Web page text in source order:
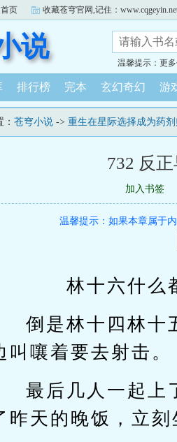
页 收藏苍穹官网,记住：
说
温馨提示：更
排行榜 完本 玄幻奇幻 游
苍穹小说 -> 重生在星际选择成为药剂
732 反
加入书签
温馨提示：如果本章属于
林十六什么都
倒是林十四林十
叫嚷着要去射击。
最后几人一起上
昨天的晚饭，立刻